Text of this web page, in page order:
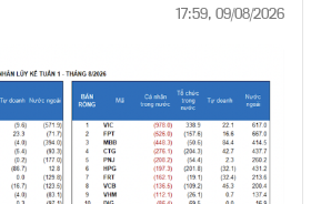
17:59, 09/08/2026